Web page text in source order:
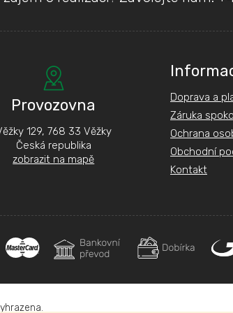
Provozovna
129, 768 33 Věžky
Česká republika
zobrazit na mapě
Doprava a
Záruka
Ochrana
Obchodní
Kontakt